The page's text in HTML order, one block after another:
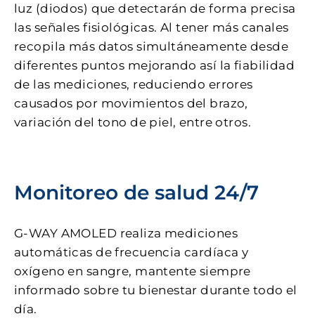
luz (diodos) que detectarán de forma precisa
las señales fisiológicas. Al tener más canales
recopila más datos simultáneamente desde
diferentes puntos mejorando así la fiabilidad
de las mediciones, reduciendo errores
causados por movimientos del brazo,
variación del tono de piel, entre otros.
Monitoreo de salud 24/7
G-WAY AMOLED realiza mediciones
automáticas de frecuencia cardíaca y
oxígeno en sangre, mantente siempre
informado sobre tu bienestar durante todo el
día.